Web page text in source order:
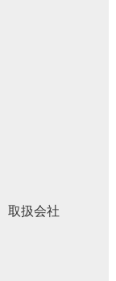
取扱会社